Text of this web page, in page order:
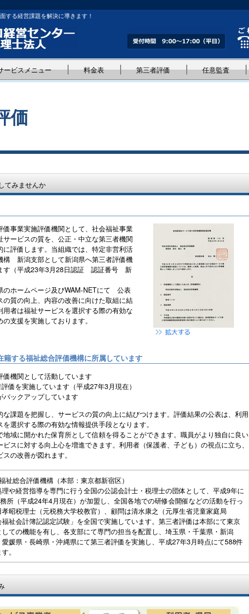
する経営課題を解決に導きます！
ービスメニュー 料金表 第三者評価 任意監査
価
てみませんか
価事業実施評価機関として、社会福祉事業
サービスの質を、公正・中立な第三者機関
に評価します。当組織では、特定非営利活
新潟支部として新潟県へ第三者評価機
す（平成23年3月28日認証 認証番号 新
のホームページ及びWAM-NETにて 公表
の質の向上、内容の改善に向けた取組に結
者は福祉サービスを選択する際の有効な
支援を実施しております。
籍する福祉総合評価機構に所属しています
価機関として活動しています
価を実施しています（平成27年3月現在）
バックアップしています
課題を把握し、サービスの質の向上に結びつけます。評価結果の公表は、利用
選択する際の有効な情報提供手段となります。
地域に開かれた保育所として信頼を得ることができます。職員がより独自に良い
スに対する向上心を増進できます。利用者（保護者、子ども）の視点に立ち、
の改善が図れます。
祉総合評価機構（本部：東京都新宿区）
や経営指導を専門に行う全国の公認会計士・税理士の団体として、平成9年に
所（平成24年4月現在）が加盟し、全国各地での研修会開催などの活動を行っ
昭税理士（元税務大学校教官）、顧問は清水康之（元厚生省児童家庭局
祉会計簿記認定試験」を全国で実施しています。第三者評価は本部にて東京
ての機能を有し、各支部にて専門の担当を配置し、埼玉県・千葉県・新潟
媛県・長崎県・沖縄県にて第三者評価を実施し、平成27年3月時点にて588件
。